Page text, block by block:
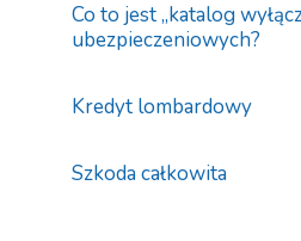
Co to jest „katalog
ubezpieczeniowych?
Kredyt lombardowy
Szkoda całkowita